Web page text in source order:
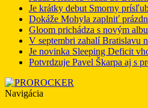
Je krátky debut Smorny
Dokáže Mohyla zaplniť
Gloom prichádza s novým
V septembri zahalí Bratislavu
Je novinka Sleeping Deficit
Potvrdzuje Pavel Škarpa aj s
Navigácia